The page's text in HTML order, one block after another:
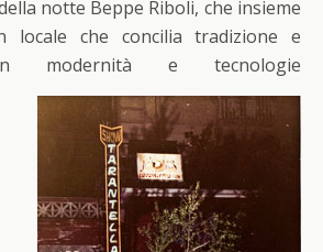
notte Beppe Riboli, che insieme
locale che concilia tradizione e
modernità e tecnologie